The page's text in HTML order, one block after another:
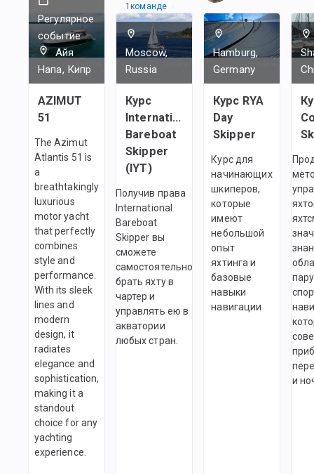
1командe
Регулярное
событие
Айя
Напа, Кипр
AZIMUT
51
The Azimut
Atlantis 51 is
a
breathtakingly
luxurious
motor yacht
that perfectly
combines
style and
performance.
With its sleek
lines and
modern
design, it
radiates
elegance and
sophistication,
making it a
standout
choice for any
yachting
experience.
Moscow,
Russia
Курс
International
Bareboat
Skipper
(IYT)
Получив права
International
Bareboat
Skipper вы
сможете
самостоятельно
брать яхту в
чартер и
управлять ею в
акватории
любых стран.
Hamburg,
Germany
Курс RYA
Day
Skipper
Курс для
начинающих
шкиперов,
которые
имеют
небольшой
опыт
яхтинга и
базовые
навыки
навигации
и